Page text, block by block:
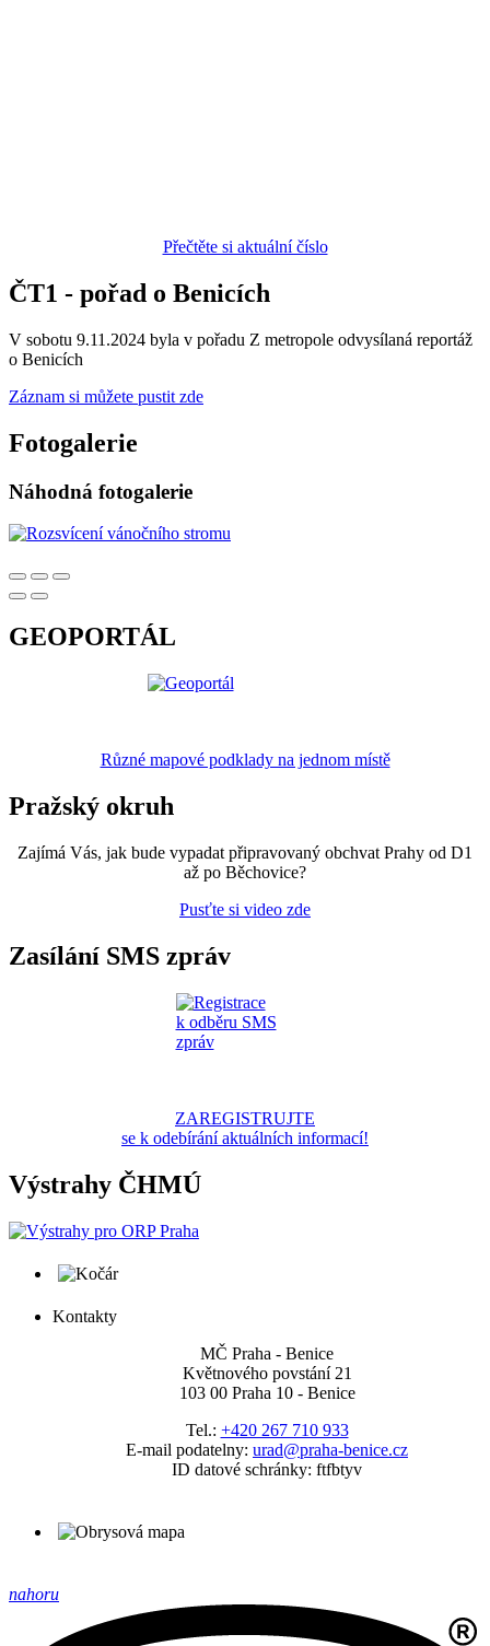
Přečtěte si aktuální číslo
ČT1 - pořad o Benicích
V sobotu 9.11.2024 byla v pořadu Z metropole odvysílaná reportáž
o Benicích
Záznam si můžete pustit zde
Fotogalerie
Náhodná fotogalerie
GEOPORTÁL
Různé mapové podklady na jednom místě
Pražský okruh
Zajímá Vás, jak bude vypadat připravovaný obchvat Prahy od D1
až po Běchovice?
Pusťte si video zde
Zasílání SMS zpráv
ZAREGISTRUJTE
se k odebírání aktuálních informací!
Výstrahy ČHMÚ
Kontakty
MČ Praha - Benice
Květnového povstání 21
103 00 Praha 10 - Benice
Tel.: +420 267 710 933
E-mail podatelny: urad@praha-benice.cz
ID datové schránky: ftfbtyv
nahoru